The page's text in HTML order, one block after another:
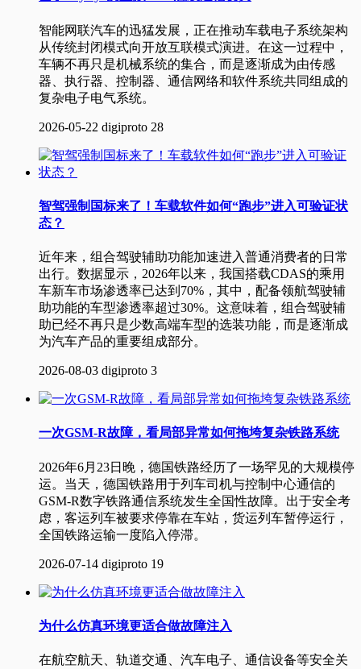
智能网联汽车的迅猛发展，正在推动车载电子系统架构
从传统封闭模式向开放互联模式演进。在这一过程中，
车辆不再只是机械系统的集合，而是逐渐成为由传感
器、执行器、控制器、通信网络和软件系统共同组成的
复杂电子电气系统。
2026-05-22 digiproto 28
智驾强制国标来了！车载软件如何“跑步”进入可验证状
态？
近年来，组合驾驶辅助功能加速进入普通消费者的日常
出行。数据显示，2026年以来，我国搭载CDAS的乘用
车新车市场渗透率已达到70%，其中，配备领航驾驶辅
助功能的车型渗透率超过30%。这意味着，组合驾驶辅
助已经不再只是少数高端车型的选装功能，而是逐渐成
为汽车产品的重要组成部分。
2026-08-03 digiproto 3
一次GSM-R故障，看局部异常如何拖垮复杂铁路系统
2026年6月23日晚，德国铁路经历了一场罕见的大规模停
运。当天，德国铁路用于列车司机与控制中心通信的
GSM-R数字铁路通信系统发生全国性故障。出于安全考
虑，客运列车被要求停靠在车站，货运列车暂停运行，
全国铁路运输一度陷入停滞。
2026-07-14 digiproto 19
为什么仿真环境更适合做故障注入
​ 在航空航天、轨道交通、汽车电子、通信设备等安全关